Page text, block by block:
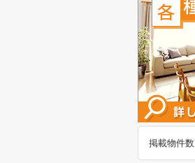
掲載物件数